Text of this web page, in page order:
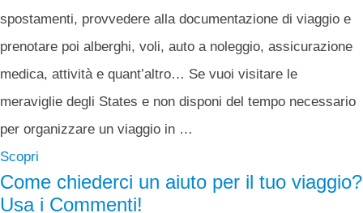
spostamenti, provvedere alla documentazione di viaggio e
prenotare poi alberghi, voli, auto a noleggio, assicurazione
medica, attività e quant’altro… Se vuoi visitare le
meraviglie degli States e non disponi del tempo necessario
per organizzare un viaggio in …
Scopri
Come chiederci un aiuto per il tuo viaggio?
Usa i Commenti!